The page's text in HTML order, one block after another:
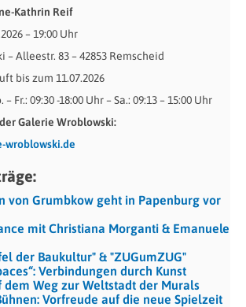
Kathrin Reif
– 19:00 Uhr
Alleestr. 83 – 42853 Remscheid
bis zum 11.07.2026
Fr.: 09:30 -18:00 Uhr – Sa.: 09:13 – 15:00 Uhr
Galerie Wroblowski:
wroblowski.de
von Grumbkow geht in Papenburg vor
mit Christiana Morganti & Emanuele
der Baukultur" & "ZUGumZUG"
Verbindungen durch Kunst
Weg zur Weltstadt der Murals
Vorfreude auf die neue Spielzeit